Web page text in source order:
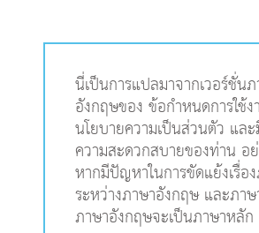
แอพพระคัมภีร์
นี่เป็นการแปลมาจากเวอร์ชั่น
อังกฤษของ ข้อกำหนดการใช้
นโยบายความเป็นส่วนตัว และ
ความสะดวกสบายของท่าน อ
หากมีปัญหาในการขัดแย้งเรื่อ
ระหว่างภาษาอังกฤษ และภา
ภาษาอังกฤษจะเป็นภาษาหลัก